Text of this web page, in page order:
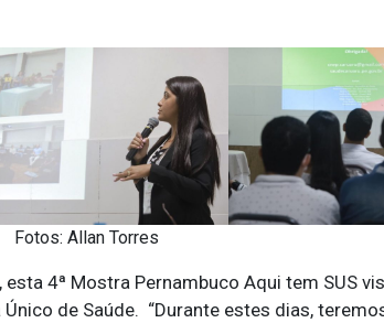
Fotos: Allan Torres
4ª Mostra Pernambuco Aqui tem SUS
de Saúde. “Durante estes dias,